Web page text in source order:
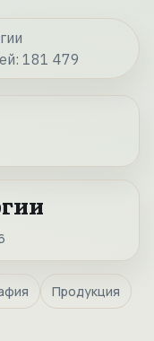
181 479
Продукция